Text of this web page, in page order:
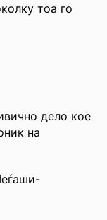
тоа го
дело кое
на